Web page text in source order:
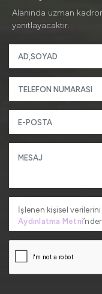
Alanında uzman
yanıtlayacaktır.
İşlenen kişisel
Aydınlatma Metni